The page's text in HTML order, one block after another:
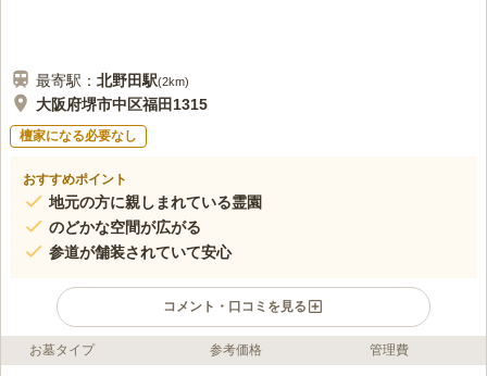
最寄駅： 北野田駅(2km)
大阪府堺市中区福田1315
檀家になる必要なし
おすすめポイント
地元の方に親しまれている霊園
のどかな空間が広がる
参道が舗装されていて安心
コメント・口コミを見る
ライフドット編集部のコメント
お墓タイプ 参考価格 管理費